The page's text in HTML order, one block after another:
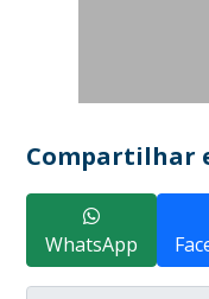
Compartilhar
WhatsApp